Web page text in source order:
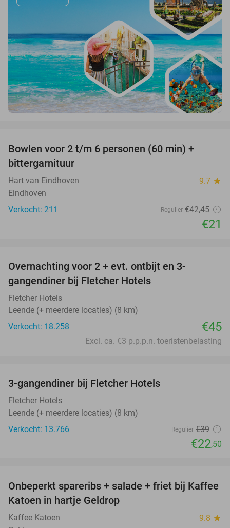
Bowlen voor 2 t/m 6 personen (60 min) +
bittergarnituur
Hart van Eindhoven 9.7 star
Eindhoven
Verkocht: 211
Regulier €42,45
€21
Overnachting voor 2 + evt. ontbijt en 3-
gangendiner bij Fletcher Hotels
Fletcher Hotels
Leende (+ meerdere locaties) (8 km)
Verkocht: 18.258
€45
Excl. ca. €3 p.p.p.n. toeristenbelasting
3-gangendiner bij Fletcher Hotels
Fletcher Hotels
Leende (+ meerdere locaties) (8 km)
Verkocht: 13.766
Regulier €39
€22,50
27%
Onbeperkt spareribs + salade + friet bij Kaffee
Katoen in hartje Geldrop
Kaffee Katoen 9.8 star